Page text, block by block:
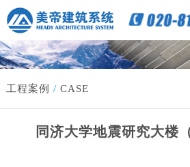
工程案例 / CASE
同济大学地震研究大楼